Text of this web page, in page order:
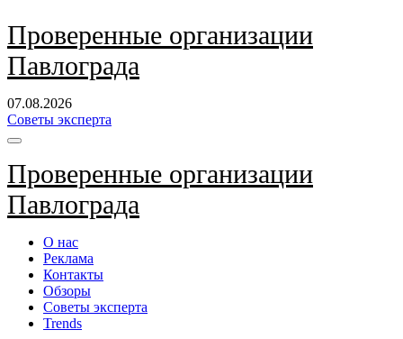
Перейти
к
содержанию
Проверенные организации
Павлограда
07.08.2026
Советы эксперта
Проверенные организации
Павлограда
О нас
Реклама
Контакты
Обзоры
Советы эксперта
Trends